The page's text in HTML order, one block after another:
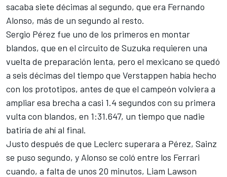
sacaba siete décimas al segundo, que era Fernando
Alonso, más de un segundo al resto.
Sergio Pérez fue uno de los primeros en montar
blandos, que en el circuito de Suzuka requieren una
vuelta de preparación lenta, pero el mexicano se quedó
a seis décimas del tiempo que Verstappen había hecho
con los prototipos, antes de que el campeón volviera a
ampliar esa brecha a casi 1.4 segundos con su primera
vulta con blandos, en 1:31.647, un tiempo que nadie
batiría de ahí al final.
Justo después de que Leclerc superara a Pérez, Sainz
se puso segundo, y Alonso se coló entre los Ferrari
cuando, a falta de unos 20 minutos, Liam Lawson